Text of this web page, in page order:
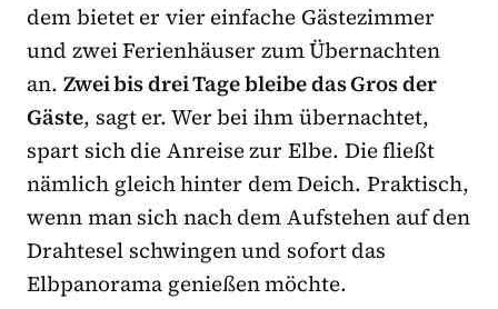
dem bietet er vier einfache Gästezimmer
und zwei Ferienhäuser zum Übernachten
an. Zwei bis drei Tage bleibe das Gros der
Gäste, sagt er. Wer bei ihm übernachtet,
spart sich die Anreise zur Elbe. Die fließt
nämlich gleich hinter dem Deich. Praktisch,
wenn man sich nach dem Aufstehen auf den
Drahtesel schwingen und sofort das
Elbpanorama genießen möchte.